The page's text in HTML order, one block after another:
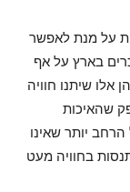
על מנת לאפשר
בארץ על אף
אלו שיתנו חוויה
שהאיכות
יותר שאינו
בחוויה מעט